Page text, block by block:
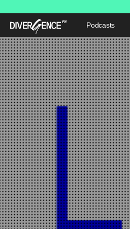
Podcasts